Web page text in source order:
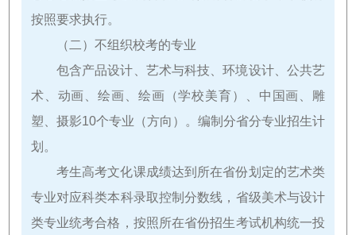
按照要求执行。
（二）不组织校考的专业
包含产品设计、艺术与科技、环境设计、公共艺
术、动画、绘画、绘画（学校美育）、中国画、雕
塑、摄影10个专业（方向）。编制分省分专业招生计
划。
考生高考文化课成绩达到所在省份划定的艺术类
专业对应科类本科录取控制分数线，省级美术与设计
类专业统考合格，按照所在省份招生考试机构统一投